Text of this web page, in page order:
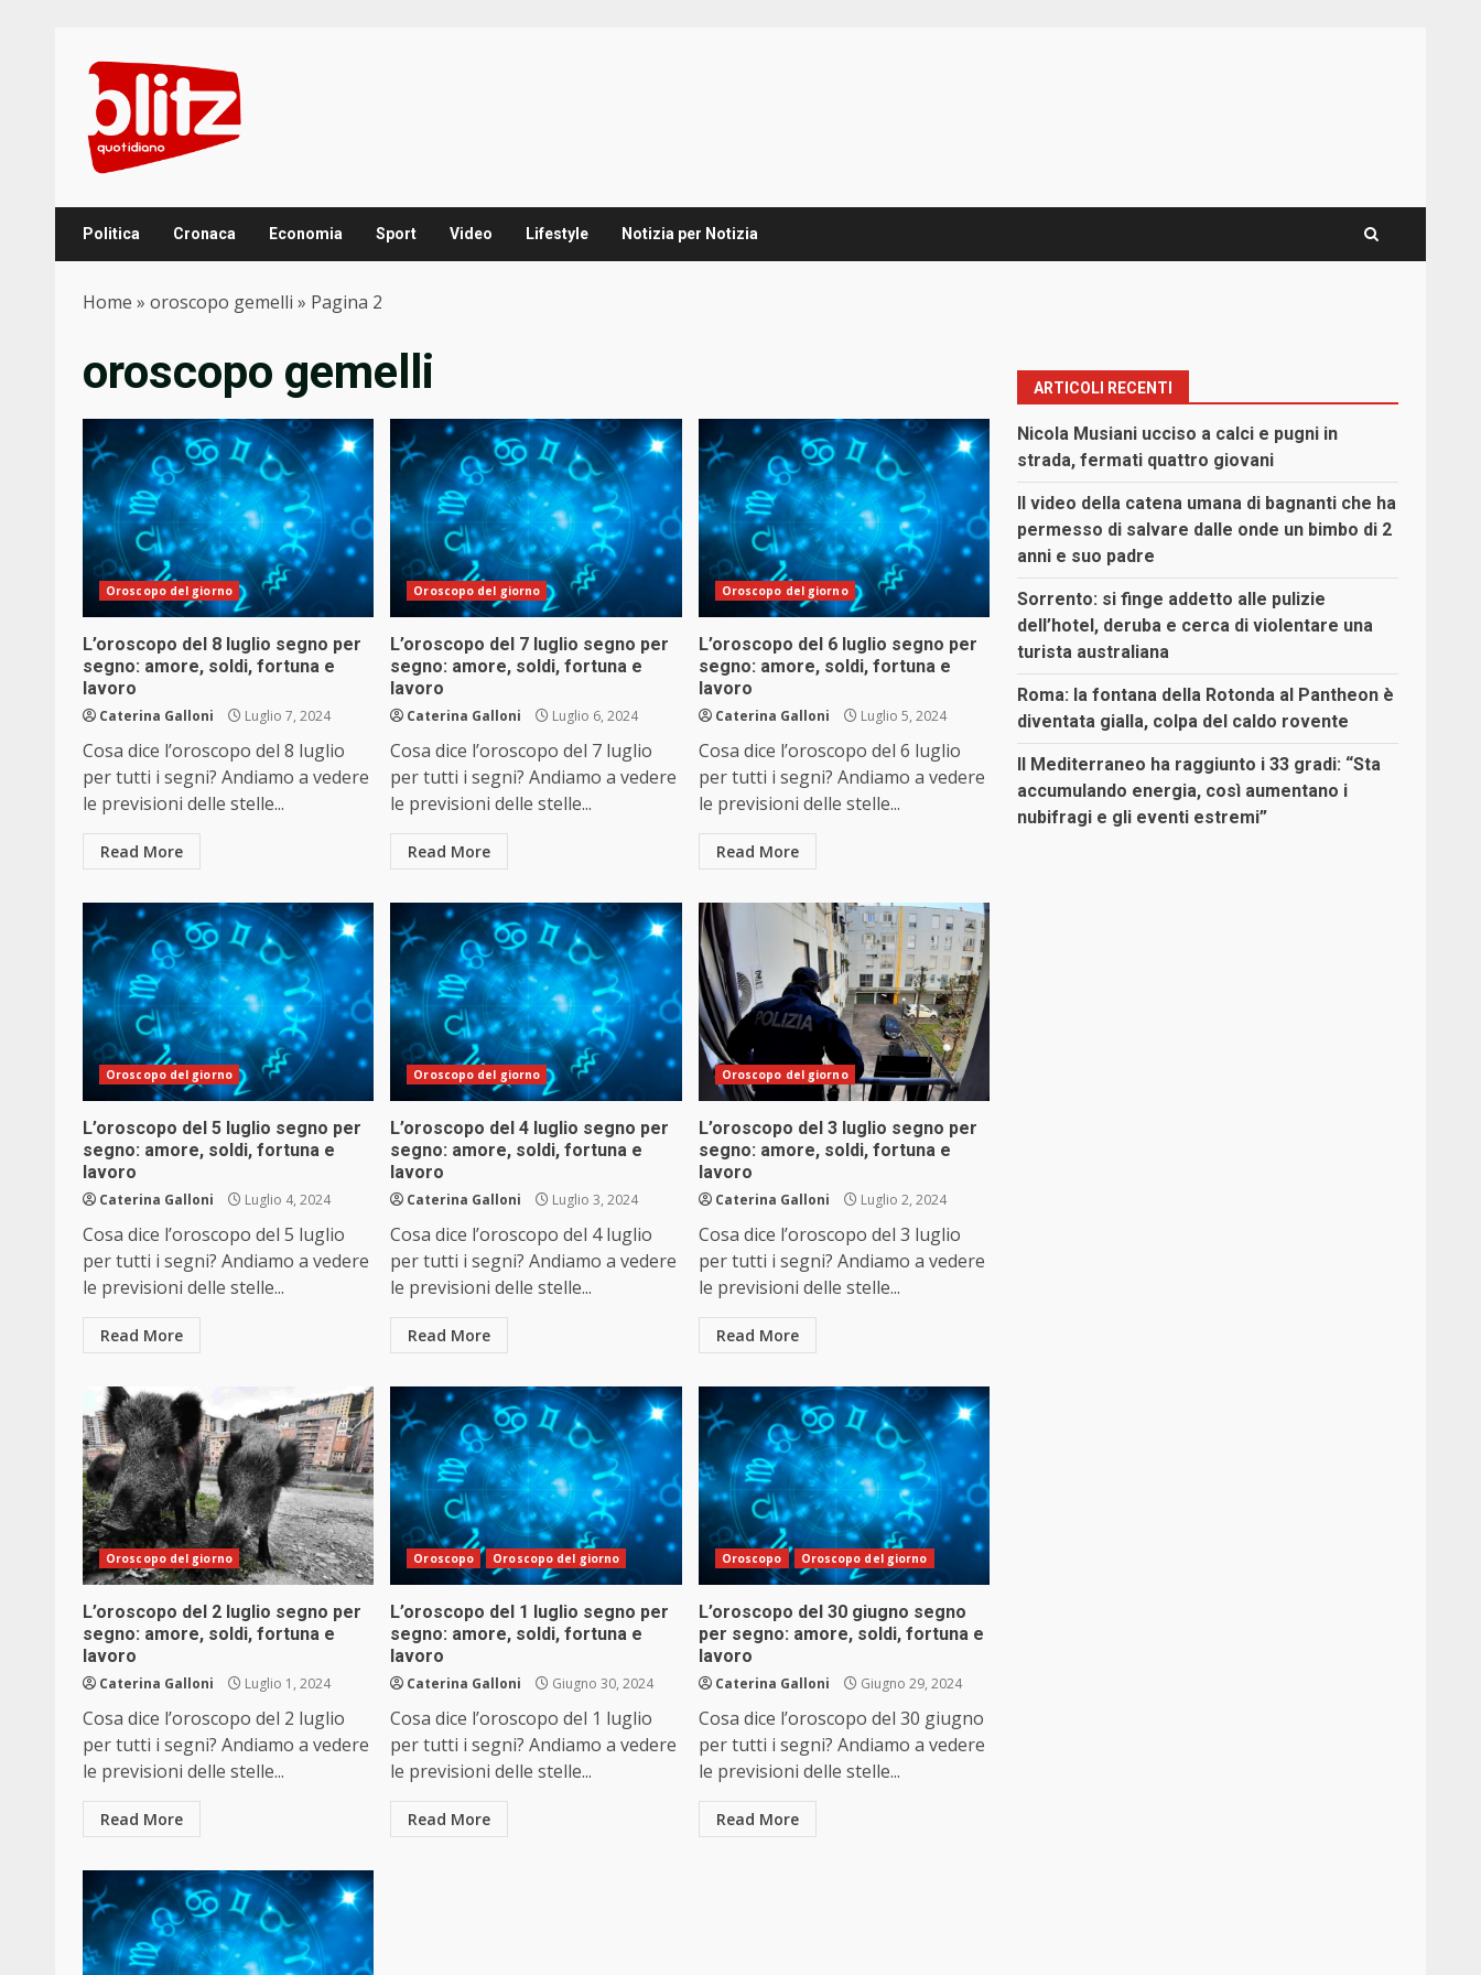
content
Politica Cronaca Economia Sport Video Lifestyle Notizia per Notizia
Home » oroscopo gemelli » Pagina 2
oroscopo gemelli
Oroscopo del giorno
L’oroscopo del 8 luglio segno per
segno: amore, soldi, fortuna e
lavoro
Caterina Galloni Luglio 7, 2024
Cosa dice l’oroscopo del 8 luglio
per tutti i segni? Andiamo a vedere
le previsioni delle stelle...
Read More
Oroscopo del giorno
L’oroscopo del 7 luglio segno per
segno: amore, soldi, fortuna e
lavoro
Caterina Galloni Luglio 6, 2024
Cosa dice l’oroscopo del 7 luglio
per tutti i segni? Andiamo a vedere
le previsioni delle stelle...
Read More
Oroscopo del giorno
L’oroscopo del 6 luglio segno per
segno: amore, soldi, fortuna e
lavoro
Caterina Galloni Luglio 5, 2024
Cosa dice l’oroscopo del 6 luglio
per tutti i segni? Andiamo a vedere
le previsioni delle stelle...
Read More
Oroscopo del giorno
L’oroscopo del 5 luglio segno per
segno: amore, soldi, fortuna e
lavoro
Caterina Galloni Luglio 4, 2024
Cosa dice l’oroscopo del 5 luglio
per tutti i segni? Andiamo a vedere
le previsioni delle stelle...
Read More
Oroscopo del giorno
L’oroscopo del 4 luglio segno per
segno: amore, soldi, fortuna e
lavoro
Caterina Galloni Luglio 3, 2024
Cosa dice l’oroscopo del 4 luglio
per tutti i segni? Andiamo a vedere
le previsioni delle stelle...
Read More
Oroscopo del giorno
L’oroscopo del 3 luglio segno per
segno: amore, soldi, fortuna e
lavoro
Caterina Galloni Luglio 2, 2024
Cosa dice l’oroscopo del 3 luglio
per tutti i segni? Andiamo a vedere
le previsioni delle stelle...
Read More
Oroscopo del giorno
L’oroscopo del 2 luglio segno per
segno: amore, soldi, fortuna e
lavoro
Caterina Galloni Luglio 1, 2024
Cosa dice l’oroscopo del 2 luglio
per tutti i segni? Andiamo a vedere
le previsioni delle stelle...
Read More
Oroscopo Oroscopo del giorno
L’oroscopo del 1 luglio segno per
segno: amore, soldi, fortuna e
lavoro
Caterina Galloni Giugno 30, 2024
Cosa dice l’oroscopo del 1 luglio
per tutti i segni? Andiamo a vedere
le previsioni delle stelle...
Read More
Oroscopo Oroscopo del giorno
L’oroscopo del 30 giugno segno
per segno: amore, soldi, fortuna e
lavoro
Caterina Galloni Giugno 29, 2024
Cosa dice l’oroscopo del 30 giugno
per tutti i segni? Andiamo a vedere
le previsioni delle stelle...
Read More
ARTICOLI RECENTI
Nicola Musiani ucciso a calci e pugni in
strada, fermati quattro giovani
Il video della catena umana di bagnanti che ha
permesso di salvare dalle onde un bimbo di 2
anni e suo padre
Sorrento: si finge addetto alle pulizie
dell’hotel, deruba e cerca di violentare una
turista australiana
Roma: la fontana della Rotonda al Pantheon è
diventata gialla, colpa del caldo rovente
Il Mediterraneo ha raggiunto i 33 gradi: “Sta
accumulando energia, così aumentano i
nubifragi e gli eventi estremi”